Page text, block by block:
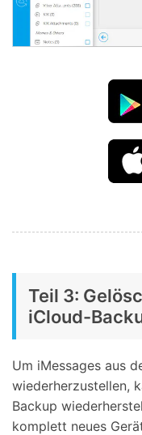
Teil 3:
iCloud-
Um iMessages aus
wiederherzustellen,
Backup
komplett neues